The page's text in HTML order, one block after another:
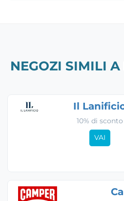
NEGOZI SIMILI A
Il
10% di sconto
VAI